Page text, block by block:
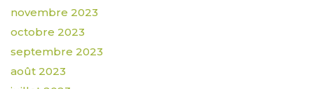
novembre 2023
octobre 2023
septembre 2023
août 2023